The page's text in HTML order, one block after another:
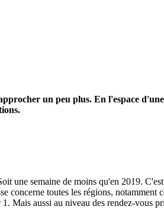
un peu plus. En l'espace
une semaine de moins qu'en 2019.
concerne toutes les régions, notamment
Mais aussi au niveau des rendez-vous